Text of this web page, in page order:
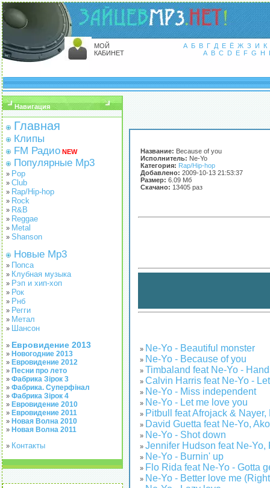
МОЙ
КАБИНЕТ
А Б В Г Д Е Ё Ж З И
К
A B C D E F G H I
Навигация
Главная
Клипы
FM Радио NEW
Популярные Mp3
» Pop
» Club
» Rap/Hip-hop
» Rock
» R&B
» Reggae
» Metal
» Shanson
Новые Mp3
» Попса
» Клубная музыка
» Рэп и хип-хоп
» Рок
» Рнб
» Регги
» Метал
» Шансон
» Евровидение 2013
» Новогодние 2013
» Евровидение 2012
» Песни про лето
» Фабрика Зірок 3
» Фабрика. Суперфінал
» Фабрика Зірок 4
» Евровидение 2010
» Евровидение 2011
» Новая Волна 2010
» Новая Волна 2011
» Контакты
Название: Because of you
Исполнитель: Ne-Yo
Категория: Rap/Hip-hop
Добавлено: 2009-10-13 21:53:37
Размер: 6.09 Мб
Скачано: 13405 раз
» Ne-Yo - Beautiful monster
» Ne-Yo - Because of you
» Timbaland feat Ne-Yo -
» Calvin Harris feat Ne-Yo -
» Ne-Yo - Miss independent
» Ne-Yo - Let me love you
» Pitbull feat Afrojack &
» David Guetta feat Ne-Yo,
» Ne-Yo - Shot down
» Jennifer Hudson feat Ne-
» Ne-Yo - Burnin' up
» Flo Rida feat Ne-Yo - Gotta
» Ne-Yo - Better love me